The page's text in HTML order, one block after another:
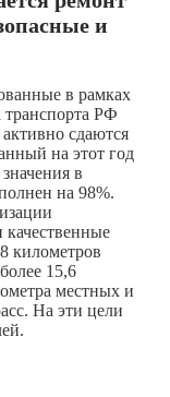
и
в рамках
транспорта РФ
сдаются
на этот год
в
на 98%.
качественные
километров
15,6
местных и
На эти цели